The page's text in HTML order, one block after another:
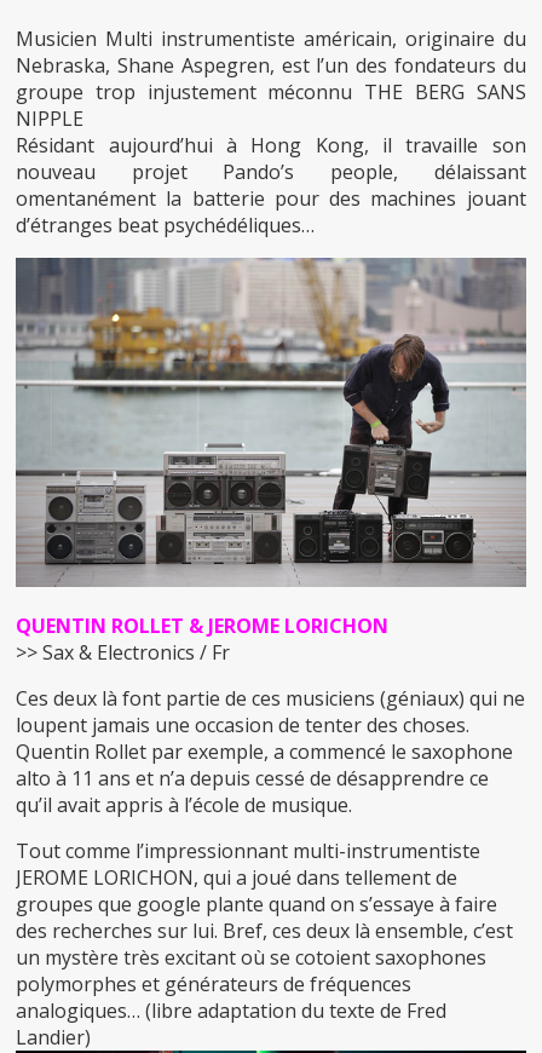
Musicien Multi instrumentiste américain, originaire du
Nebraska, Shane Aspegren, est l’un des fondateurs du
groupe trop injustement méconnu THE BERG SANS
NIPPLE
Résidant aujourd’hui à Hong Kong, il travaille son
nouveau projet Pando’s people, délaissant
omentanément la batterie pour des machines jouant
d’étranges beat psychédéliques…
QUENTIN ROLLET & JEROME LORICHON
>> Sax & Electronics / Fr
Ces deux là font partie de ces musiciens (géniaux) qui ne
loupent jamais une occasion de tenter des choses.
Quentin Rollet par exemple, a commencé le saxophone
alto à 11 ans et n’a depuis cessé de désapprendre ce
qu’il avait appris à l’école de musique.
Tout comme l’impressionnant multi-instrumentiste
JEROME LORICHON, qui a joué dans tellement de
groupes que google plante quand on s’essaye à faire
des recherches sur lui. Bref, ces deux là ensemble, c’est
un mystère très excitant où se cotoient saxophones
polymorphes et générateurs de fréquences
analogiques… (libre adaptation du texte de Fred
Landier)